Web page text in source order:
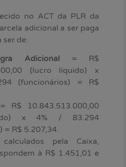
no ACT da PLR da
adicional a ser paga
ser de:
Adicional= R$
(lucro líquido) x
(funcionários) = R$
R$ 10.843.513.000,00
x 4% / 83.294
= R$ 5.207,34.
pela Caixa,
à R$ 1.451,01 e